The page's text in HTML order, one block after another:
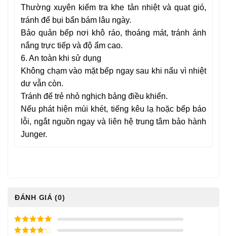
Thường xuyên kiểm tra khe tản nhiệt và quạt gió,
tránh để bụi bẩn bám lâu ngày.
Bảo quản bếp nơi khô ráo, thoáng mát, tránh ánh
nắng trực tiếp và độ ẩm cao.
6. An toàn khi sử dụng
Không chạm vào mặt bếp ngay sau khi nấu vì nhiệt
dư vẫn còn.
Tránh để trẻ nhỏ nghịch bảng điều khiển.
Nếu phát hiện mùi khét, tiếng kêu lạ hoặc bếp báo
lỗi, ngắt nguồn ngay và liên hệ trung tâm bảo hành
Junger.
ĐÁNH GIÁ (0)
5/ 5 điểm